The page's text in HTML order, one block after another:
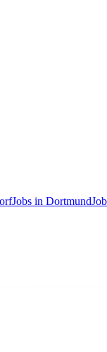
Jobs in Dortmund